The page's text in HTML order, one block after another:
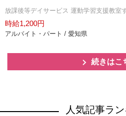
放課後等デイサービス 運動学習支援教室
時給1,200円
アルバイト・パート / 愛知県
続きはこ
人気記事ラ